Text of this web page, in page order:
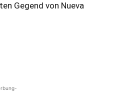
Gegend von Nueva